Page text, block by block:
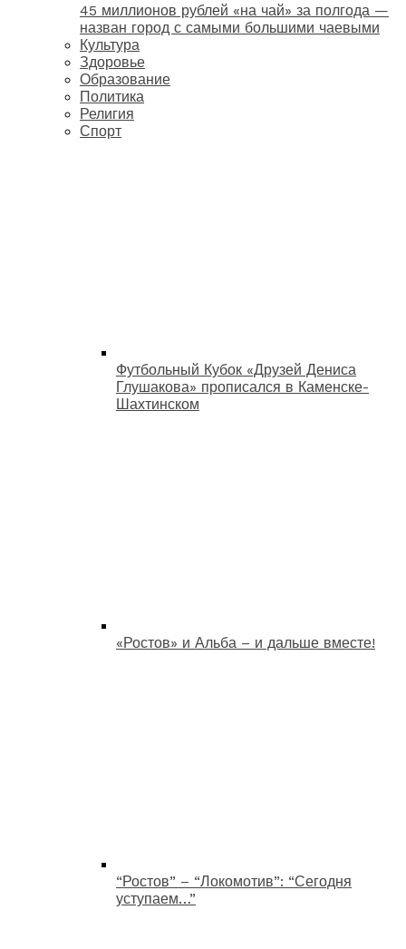
45 миллионов рублей «на чай» за полгода —
назван город с самыми большими чаевыми
Культура
Здоровье
Образование
Политика
Религия
Спорт
Футбольный Кубок «Друзей Дениса
Глушакова» прописался в Каменске-
Шахтинском
«Ростов» и Альба – и дальше вместе!
“Ростов” – “Локомотив”: “Сегодня
уступаем…”